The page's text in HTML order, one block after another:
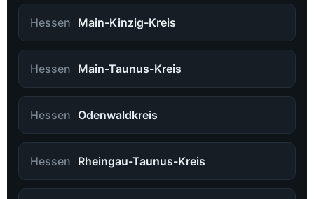
Hessen Main-Kinzig-Kreis
Hessen Main-Taunus-Kreis
Hessen Odenwaldkreis
Hessen Rheingau-Taunus-Kreis